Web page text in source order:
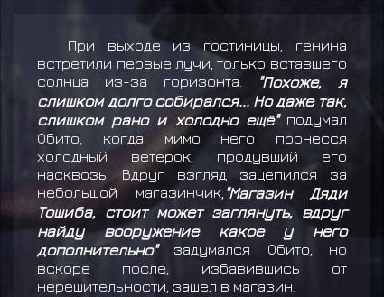
При выходе из гостиницы, генина
встретили первые лучи, только вставшего
солнца из-за горизонта.
"Похоже, я
слишком долго собирался... Но даже так,
слишком рано и холодно ещё"подумал
Обито, когда мимо него пронёсся
холодный ветёрок, продувший его
насквозь. Вдруг взгляд зацепился за
небольшой магазинчик,"Магазин Дяди
Тошиба, стоит может заглянуть, вдруг
найду вооружение какое у него
дополнительно"задумался Обито, но
вскоре после, избавившись от
нерешительности, зашёл в магазин.